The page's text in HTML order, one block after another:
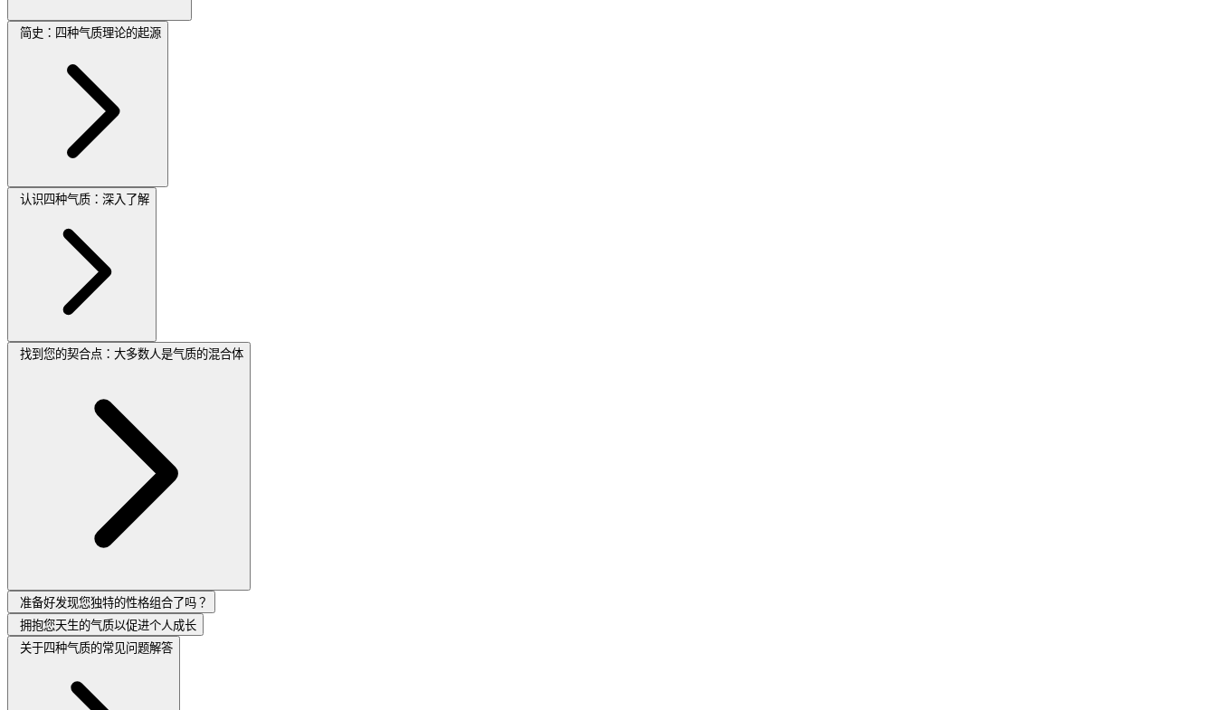
简史：四种气质理论的起源
认识四种气质：深入了解
找到您的契合点：大多数人是气质的混合体
准备好发现您独特的性格组合了吗？
拥抱您天生的气质以促进个人成长
关于四种气质的常见问题解答